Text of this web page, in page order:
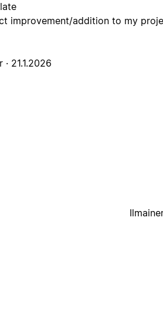
improvement/addition to my
· 21.1.2026